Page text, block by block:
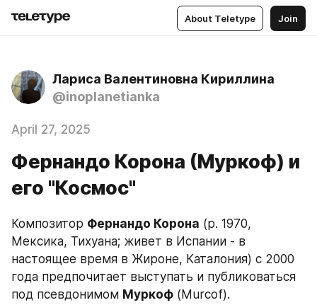
About Teletype Join
Лариса Валентиновна Кириллина
@inoplanetianka
April 27, 2025
Фернандо Корона (Муркоф) и
его "Космос"
Композитор Фернандо Корона (р. 1970,
Мексика, Тихуана; живет в Испании - в
настоящее время в Жироне, Каталония) с 2000
года предпочитает выступать и публиковаться
под псевдонимом Муркоф (Murcof).